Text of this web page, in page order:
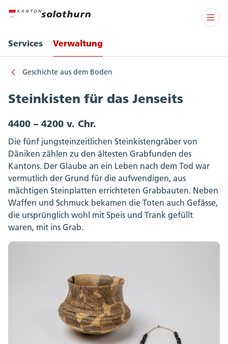
Services Verwaltung
Geschichte aus dem Boden
Steinkisten für das Jenseits
4400 – 4200 v. Chr.
Die fünf jungsteinzeitlichen Steinkistengräber von
Däniken zählen zu den ältesten Grabfunden des
Kantons. Der Glaube an ein Leben nach dem Tod war
vermutlich der Grund für die aufwendigen, aus
mächtigen Steinplatten errichteten Grabbauten. Neben
Waffen und Schmuck bekamen die Toten auch Gefässe,
die ursprünglich wohl mit Speis und Trank gefüllt
waren, mit ins Grab.